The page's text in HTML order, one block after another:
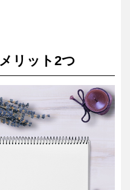
リット2つ